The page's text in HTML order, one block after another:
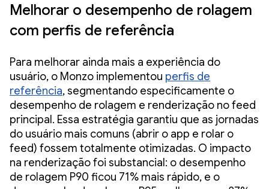
Melhorar o desempenho de rolagem
com perfis de referência
Para melhorar ainda mais a experiência do
usuário, o Monzo implementou perfis de
referência, segmentando especificamente o
desempenho de rolagem e renderização no feed
principal. Essa estratégia garantiu que as jornadas
do usuário mais comuns (abrir o app e rolar o
feed) fossem totalmente otimizadas. O impacto
na renderização foi substancial: o desempenho
de rolagem P90 ficou 71% mais rápido, e o